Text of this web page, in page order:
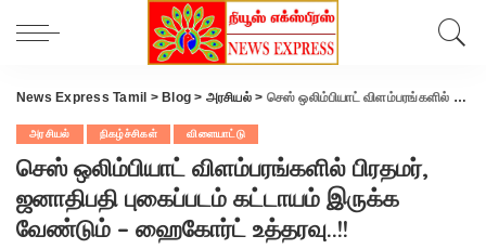
News Express Tamil > Blog > அரசியல்> செஸ் ஒலிம்பியாட் விளம்பரங்களில் பிரதமர், ஜனாதிபதி புகைப்படம் கட்டாயம் இருக்க வேண்டும் – ஹைகோர்ட் உத்தரவு..!!
அரசியல் நிகழ்ச்சிகள் விளையாட்டு
செஸ் ஒலிம்பியாட் விளம்பரங்களில் பிரதமர்,
ஜனாதிபதி புகைப்படம் கட்டாயம் இருக்க
வேண்டும் – ஹைகோர்ட் உத்தரவு..!!